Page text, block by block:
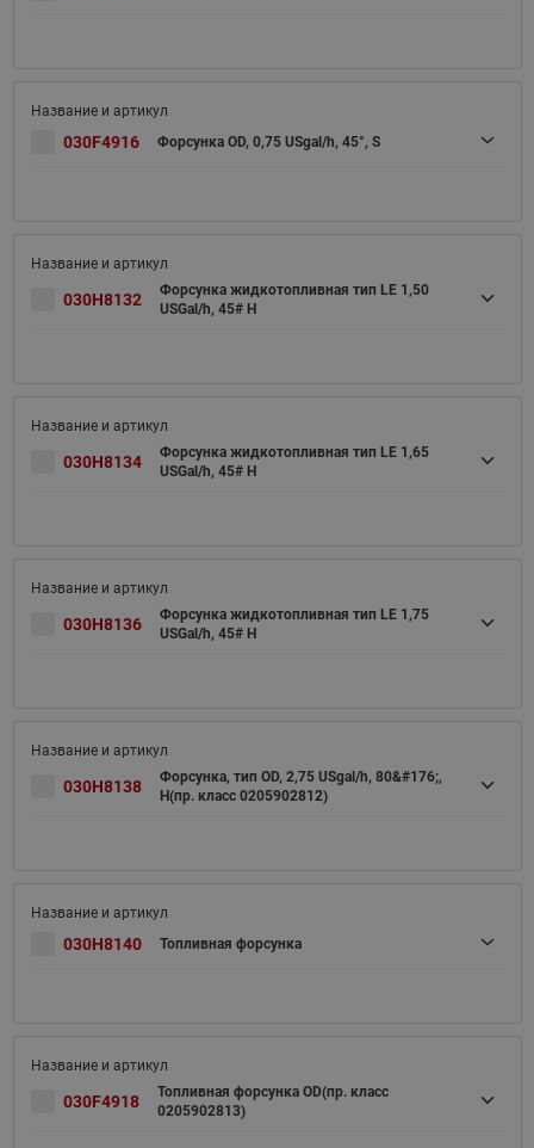
030F4916 Форсунка OD, 0,75 USgal/h, 45°, S
030H8132
Форсунка жидкотопливная тип LE 1,50
USGal/h, 45# H
030H8134
Форсунка жидкотопливная тип LE 1,65
USGal/h, 45# H
030H8136
Форсунка жидкотопливная тип LE 1,75
USGal/h, 45# H
030H8138
Форсунка, тип OD, 2,75 USgal/h, 80&#176;,
H(пр. класс 0205902812)
030H8140 Топливная форсунка
030F4918
Топливная форсунка OD(пр. класс
0205902813)